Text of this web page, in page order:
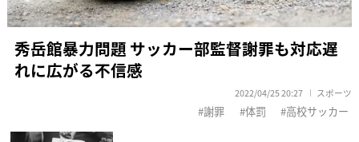
秀岳館暴力問題 サッカー部監督謝罪も対応遅
れに広がる不信感
2022/04/25 20:27 スポーツ
謝罪 体罰 高校サッカー